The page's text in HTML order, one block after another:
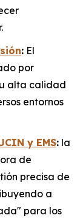
: El
por
alta calidad
entornos
y EMS: la
de
precisa de
a
para los